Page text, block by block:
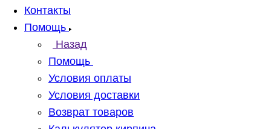
Контакты
Помощь
Назад
Помощь
Условия оплаты
Условия доставки
Возврат товаров